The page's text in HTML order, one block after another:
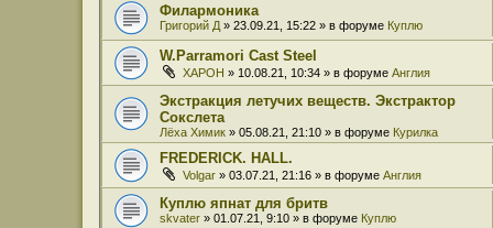
Филармоника
Григорий Д » 23.09.21, 15:22 » в форуме Куплю
W.Parramori Cast Steel
XAPOH » 10.08.21, 10:34 » в форуме Англия
Экстракция летучих веществ. Экстрактор
Сокслета
Лёха Химик » 05.08.21, 21:10 » в форуме Курилка
FREDERICK. HALL.
Volgar » 03.07.21, 21:16 » в форуме Англия
Куплю япнат для бритв
skvater » 01.07.21, 9:10 » в форуме Куплю